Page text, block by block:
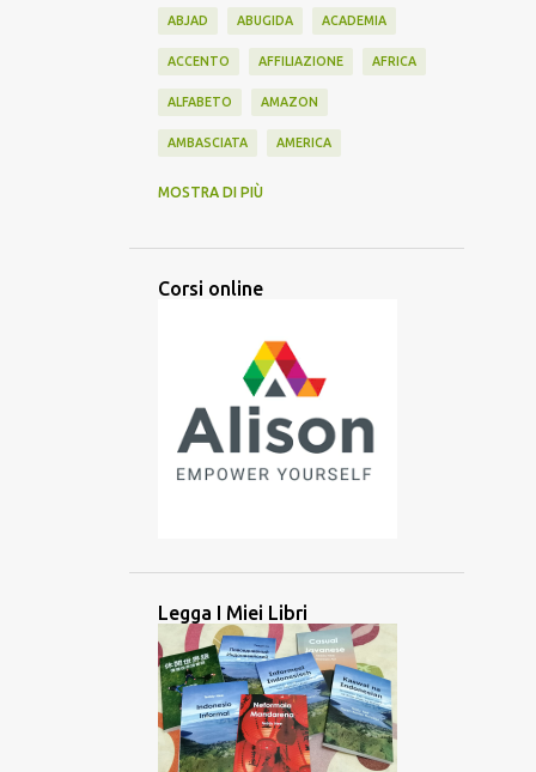
ABJAD ABUGIDA ACADEMIA
ACCENTO AFFILIAZIONE AFRICA
ALFABETO AMAZON
AMBASCIATA AMERICA
ASIA
ASIA MERIDIONALE ASIA ORIENTALE
ASIA SUD-ORIENTALE ATTIVITÀ
ATTREZZO AUDIO AUSILIARIO
BATANES BAYBAYIN BILINGUE
BRAHMI BRITANNICO BRUNEI
CAMBOGIA CANADA CANADESE
CANCELLAZIONE CULTURALE
MOSTRA DI PIÙ
Corsi online
Legga I Miei Libri